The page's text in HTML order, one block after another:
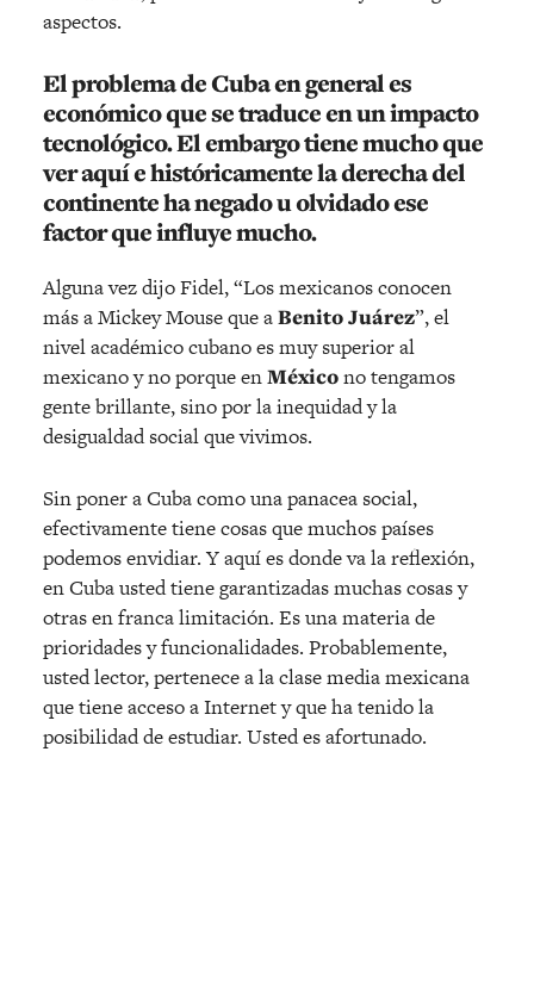
aspectos.
El problema de Cuba en general es
económico que se traduce en un impacto
tecnológico. El embargo tiene mucho que
ver aquí e históricamente la derecha del
continente ha negado u olvidado ese
factor que influye mucho.
Alguna vez dijo Fidel, “Los mexicanos conocen
más a Mickey Mouse que aBenito Juárez”, el
nivel académico cubano es muy superior al
mexicano y no porque enMéxicono tengamos
gente brillante, sino por la inequidad y la
desigualdad social que vivimos.
Sin poner a Cuba como una panacea social,
efectivamente tiene cosas que muchos países
podemos envidiar. Y aquí es donde va la reflexión,
en Cuba usted tiene garantizadas muchas cosas y
otras en franca limitación. Es una materia de
prioridades y funcionalidades. Probablemente,
usted lector, pertenece a la clase media mexicana
que tiene acceso a Internet y que ha tenido la
posibilidad de estudiar. Usted es afortunado.